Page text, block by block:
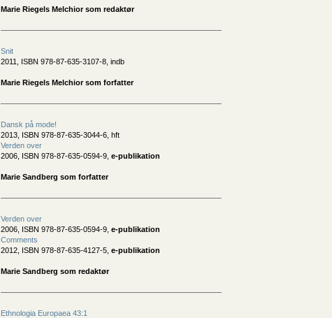
Marie Riegels Melchior som redaktør
Snit
2011, ISBN 978-87-635-3107-8, indb
Marie Riegels Melchior som forfatter
Dansk på mode!
2013, ISBN 978-87-635-3044-6, hft
Verden over
2006, ISBN 978-87-635-0594-9, e-publikation
Marie Sandberg som forfatter
Verden over
2006, ISBN 978-87-635-0594-9, e-publikation
Comments
2012, ISBN 978-87-635-4127-5, e-publikation
Marie Sandberg som redaktør
Ethnologia Europaea 43:1